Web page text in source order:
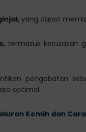
yang dapat
termasuk kerusakan
pengobatan
optimal.
Kemih dan